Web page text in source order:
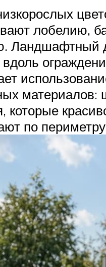
лобелию,
Ландшафтный
материалов:
которые
по